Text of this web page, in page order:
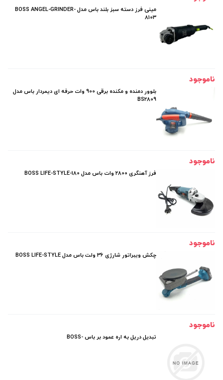
مینی فرز دسته سبز بلند باس مدل BOSS ANGEL-GRINDER-
8103
ناموجود
بلوور دمنده و مکنده برقی 900 وات حرفه ای دیمردار باس مدل
BS2809
ناموجود
فرز آهنگری 2800 وات باس مدل BOSS LIFE-STYLE-180
ناموجود
چکش ویبراتور شارژی 36 ولت باس مدل BOSS LIFE-STYLE
ناموجود
تبديل دريل به اره عمود بر باس -BOSS